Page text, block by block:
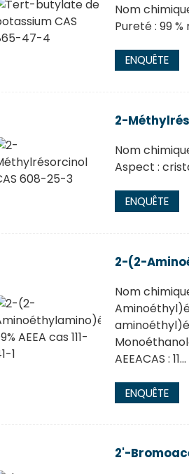
Nom
Pureté : 99
ENQUÊTE
2-
Nom
Aspect :
ENQUÊTE
2-(2-
Nom
AEEACAS : 11…
ENQUÊTE
2'-